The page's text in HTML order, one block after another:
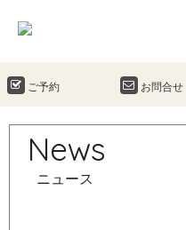
ご予約 お問合せ
News
ニュース